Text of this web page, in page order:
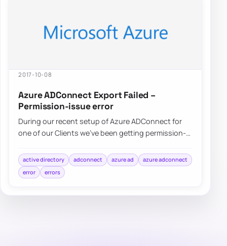
2017-10-08
Azure ADConnect Export Failed –
Permission-issue error
During our recent setup of Azure ADConnect for
one of our Clients we’ve been getting permission-
active directory adconnect azure ad
azure adconnect
error
errors